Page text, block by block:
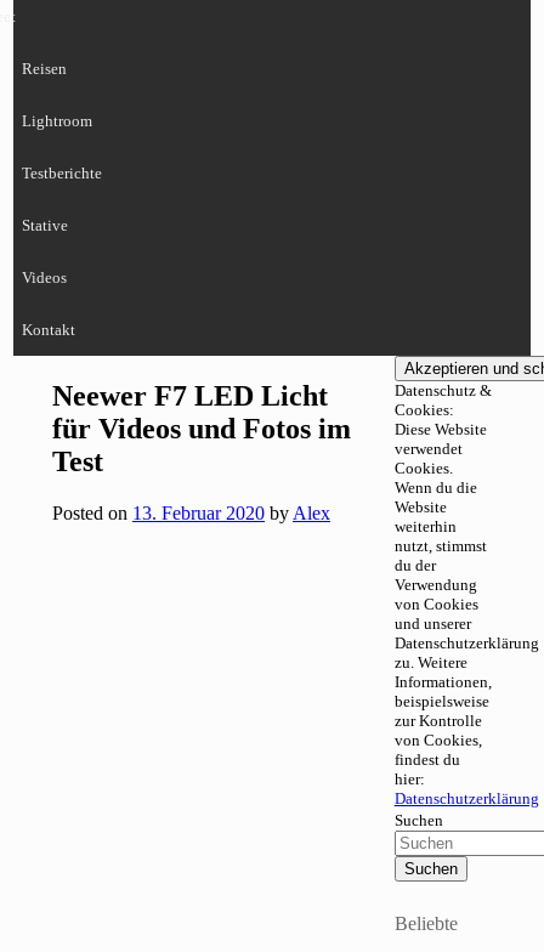
Reisen
Lightroom
Testberichte
Stative
Videos
Kontakt
Neewer F7 LED Licht
für Videos und Fotos im
Test
Posted on 13. Februar 2020 by Alex
Datenschutz &
Cookies:
Diese Website
verwendet
Cookies.
Wenn du die
Website
weiterhin
nutzt, stimmst
du der
Verwendung
von Cookies
und unserer
Datenschutzerklärung
zu. Weitere
Informationen,
beispielsweise
zur Kontrolle
von Cookies,
findest du
hier:
Datenschutzerklärung
Suchen
Beliebte